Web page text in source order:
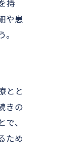
持
や患
とと
きの
、
ため